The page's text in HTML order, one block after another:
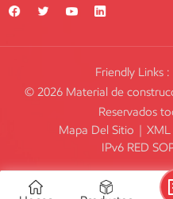
Friendly Links :
© 2026 Material de
Reservados
Mapa Del Sitio | XML
IPv6 RED